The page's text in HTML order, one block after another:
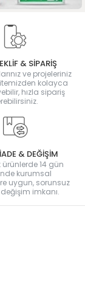
& SİPARİŞ
ve projeleriniz
kolayca
hızla sipariş
& DEĞİŞİM
14 gün
kurumsal
uygun, sorunsuz
imkanı.